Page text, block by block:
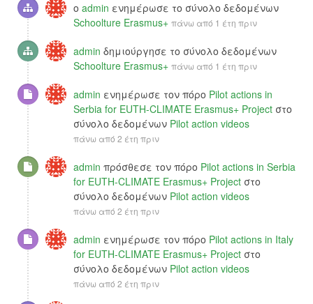
ο admin ενημέρωσε το σύνολο δεδομένων
Schoolture Erasmus+ πάνω από 1 έτη πριν
admin δημιούργησε το σύνολο δεδομένων
Schoolture Erasmus+ πάνω από 1 έτη πριν
admin ενημέρωσε τον πόρο Pilot actions in
Serbia for EUTH-CLIMATE Erasmus+ Project στο
σύνολο δεδομένων Pilot action videos
πάνω από 2 έτη πριν
admin πρόσθεσε τον πόρο Pilot actions in Serbia
for EUTH-CLIMATE Erasmus+ Project στο
σύνολο δεδομένων Pilot action videos
πάνω από 2 έτη πριν
admin ενημέρωσε τον πόρο Pilot actions in Italy
for EUTH-CLIMATE Erasmus+ Project στο
σύνολο δεδομένων Pilot action videos
πάνω από 2 έτη πριν